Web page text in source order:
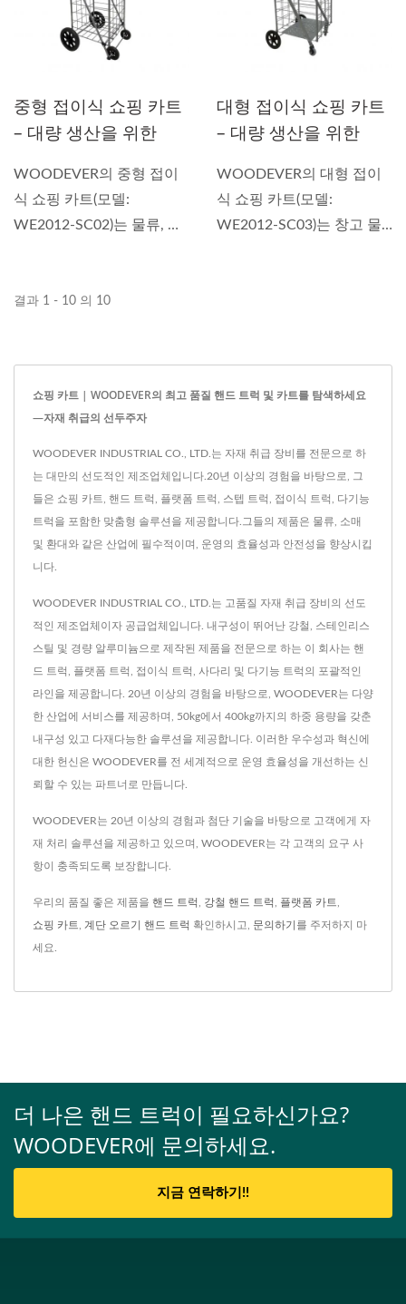
중형 접이식 쇼핑 카트
– 대량 생산을 위한
조업체 - 전문
OEMODM 핸드 트럭
공급업체 맞춤형 핸드
핸드 트럭 공급업체 맞
공급업체 맞춤형 핸드
트럭
WOODEVER의 중형 접이
식 쇼핑 카트(모델:
WE2012-SC02)는 물류, 소
대형 접이식 쇼핑 카트
– 대량 생산을 위한
조업체
WOODEVER의 대형 접이
식 쇼핑 카트(모델:
WE2012-SC03)는 창고 물
결과 1 - 10 의 10
쇼핑 카트 | WOODEVER의 최고 품질 핸드 트럭 및 카트를 탐색하세요
—자재 취급의 선두주자
WOODEVER INDUSTRIAL CO., LTD.는 자재 취급 장비를 전문으로 하
는 대만의 선도적인 제조업체입니다.20년 이상의 경험을 바탕으로, 그
들은 쇼핑 카트, 핸드 트럭, 플랫폼 트럭, 스텝 트럭, 접이식 트럭, 다기능
트럭을 포함한 맞춤형 솔루션을 제공합니다.그들의 제품은 물류, 소매
및 환대와 같은 산업에 필수적이며, 운영의 효율성과 안전성을 향상시킵
니다.
WOODEVER INDUSTRIAL CO., LTD.는 고품질 자재 취급 장비의 선도
적인 제조업체이자 공급업체입니다. 내구성이 뛰어난 강철, 스테인리스
스틸 및 경량 알루미늄으로 제작된 제품을 전문으로 하는 이 회사는 핸
드 트럭, 플랫폼 트럭, 접이식 트럭, 사다리 및 다기능 트럭의 포괄적인
라인을 제공합니다. 20년 이상의 경험을 바탕으로, WOODEVER는 다양
한 산업에 서비스를 제공하며, 50kg에서 400kg까지의 하중 용량을 갖춘
내구성 있고 다재다능한 솔루션을 제공합니다. 이러한 우수성과 혁신에
대한 헌신은 WOODEVER를 전 세계적으로 운영 효율성을 개선하는 신
뢰할 수 있는 파트너로 만듭니다.
WOODEVER는 20년 이상의 경험과 첨단 기술을 바탕으로 고객에게 자
재 처리 솔루션을 제공하고 있으며, WOODEVER는 각 고객의 요구 사
항이 충족되도록 보장합니다.
우리의 품질 좋은 제품을 핸드 트럭 , 강철 핸드 트럭 , 플랫폼 카트,
쇼핑 카트, 계단 오르기 핸드 트럭 확인하시고, 문의하기 를 주저하지 마
세요.
더 나은 핸드 트럭이 필요하신가요?
WOODEVER에 문의하세요.
지금 연락하기!!